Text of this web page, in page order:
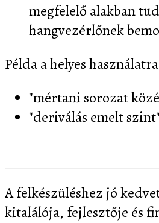
megfelelő alakban
hangvezérlőnek
Példa a helyes
"mértani sorozat
"deriválás emelt szint"
A felkészüléshez jó
kitalálója, fejlesztője és